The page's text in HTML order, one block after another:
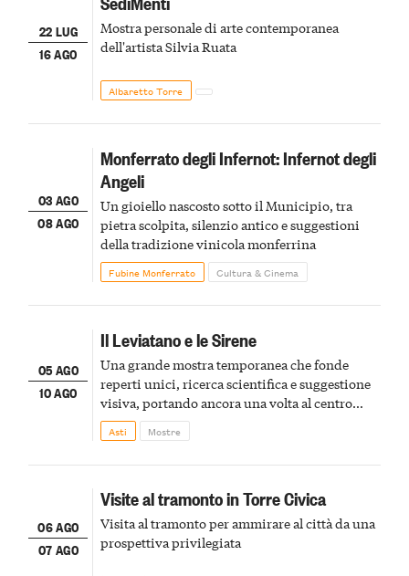
22 LUG
16 AGO
Mostra personale di arte contemporanea
dell'artista Silvia Ruata
Albaretto Torre
03 AGO
08 AGO
Monferrato degli Infernot: Infernot degli
Angeli
Un gioiello nascosto sotto il Municipio, tra
pietra scolpita, silenzio antico e suggestioni
della tradizione vinicola monferrina
Fubine Monferrato Cultura & Cinema
05 AGO
10 AGO
Il Leviatano e le Sirene
Una grande mostra temporanea che fonde
reperti unici, ricerca scientifica e suggestione
visiva, portando ancora una volta al centro
della scena le meraviglie del passato astigiano
Asti Mostre
06 AGO
07 AGO
Visite al tramonto in Torre Civica
Visita al tramonto per ammirare al città da una
prospettiva privilegiata